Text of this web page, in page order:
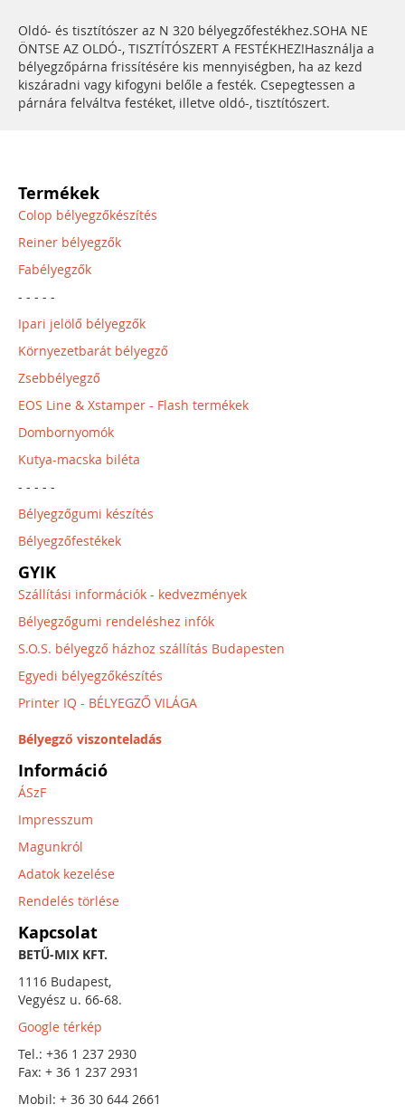
Oldó- és tisztítószer az N 320 bélyegzőfestékhez.SOHA NE
ÖNTSE AZ OLDÓ-, TISZTÍTÓSZERT A FESTÉKHEZ!Használja a
bélyegzőpárna frissítésére kis mennyiségben, ha az kezd
kiszáradni vagy kifogyni belőle a festék. Csepegtessen a
párnára felváltva festéket, illetve oldó-, tisztítószert.
Termékek
Colop bélyegzőkészítés
Reiner bélyegzők
Fabélyegzők
- - - - -
Ipari jelölő bélyegzők
Környezetbarát bélyegző
Zsebbélyegző
EOS Line & Xstamper - Flash termékek
Dombornyomók
Kutya-macska biléta
- - - - -
Bélyegzőgumi készítés
Bélyegzőfestékek
GYIK
Szállítási információk - kedvezmények
Bélyegzőgumi rendeléshez infók
S.O.S. bélyegző házhoz szállítás Budapesten
Egyedi bélyegzőkészítés
Printer IQ - BÉLYEGZŐ VILÁGA
Bélyegző viszonteladás
Információ
ÁSzF
Impresszum
Magunkról
Adatok kezelése
Rendelés törlése
Kapcsolat
BETŰ-MIX KFT.
1116 Budapest,
Vegyész u. 66-68.
Google térkép
Tel.: +36 1 237 2930
Fax: + 36 1 237 2931
Mobil: + 36 30 644 2661